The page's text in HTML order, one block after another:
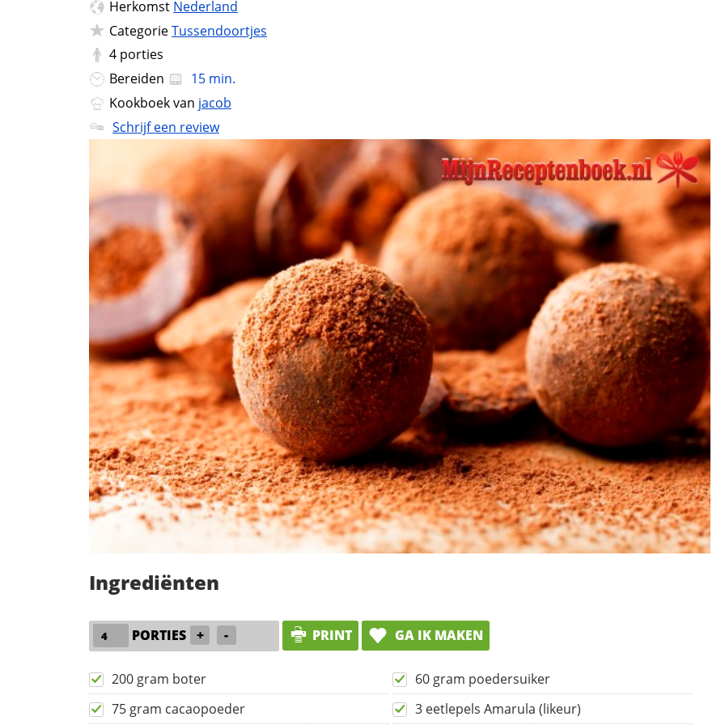
Herkomst Nederland
CategorieTussendoortjes
4 porties
Bereiden
15 min.
Kookboek van jacob
Schrijf een review
Ingrediënten
PORTIES + - PRINT GA IK MAKEN
200 gram boter
60 gram poedersuiker
75 gram cacaopoeder
3 eetlepels Amarula (likeur)